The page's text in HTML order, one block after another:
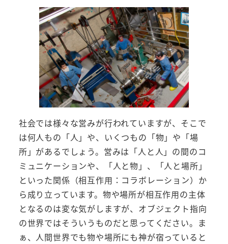
社会では様々な営みが行われていますが、そこで
は何人もの「人」や、いくつもの「物」や「場
所」があるでしょう。営みは「人と人」の間のコ
ミュニケーションや、「人と物」、「人と場所」
といった関係（相互作用：コラボレーション）か
ら成り立っています。物や場所が相互作用の主体
となるのは変な気がしますが、オブジェクト指向
の世界ではそういうものだと思ってください。ま
ぁ、人間世界でも物や場所にも神が宿っていると